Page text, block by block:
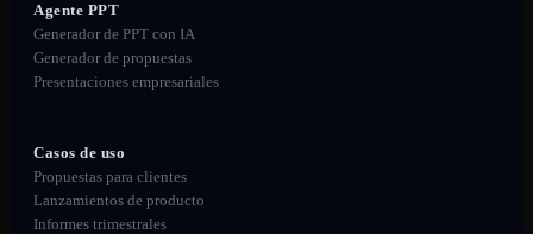
Agente PPT
Generador de PPT con IA
Generador de propuestas
Presentaciones empresariales
Casos de uso
Propuestas para clientes
Lanzamientos de producto
Informes trimestrales